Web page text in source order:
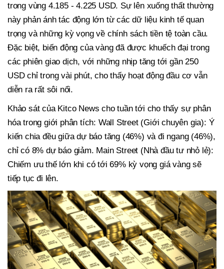
trong vùng 4.185 - 4.225 USD. Sự lên xuống thất thường
này phản ánh tác động lớn từ các dữ liệu kinh tế quan
trọng và những kỳ vọng về chính sách tiền tệ toàn cầu.
Đặc biệt, biến động của vàng đã được khuếch đại trong
các phiên giao dịch, với những nhịp tăng tới gần 250
USD chỉ trong vài phút, cho thấy hoạt động đầu cơ vẫn
diễn ra rất sôi nổi.
Khảo sát của Kitco News cho tuần tới cho thấy sự phân
hóa trong giới phân tích: Wall Street (Giới chuyên gia): Ý
kiến chia đều giữa dự báo tăng (46%) và đi ngang (46%),
chỉ có 8% dự báo giảm. Main Street (Nhà đầu tư nhỏ lẻ):
Chiếm ưu thế lớn khi có tới 69% kỳ vọng giá vàng sẽ
tiếp tục đi lên.